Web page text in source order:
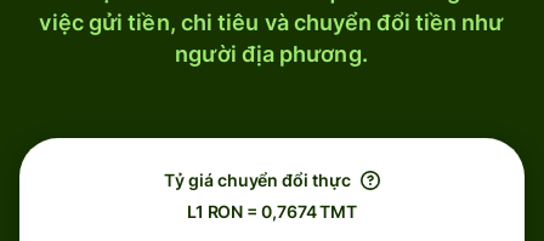
việc gửi tiền, chi tiêu và chuyển đổi tiền như
người địa phương.
Tỷ giá chuyển đổi thực
L1 RON = 0,7674 TMT